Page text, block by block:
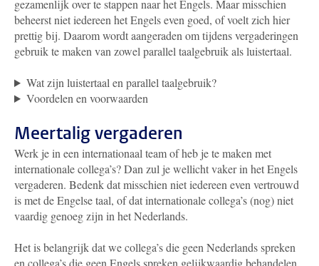
gezamenlijk over te stappen naar het Engels. Maar misschien
beheerst niet iedereen het Engels even goed, of voelt zich hier
prettig bij. Daarom wordt aangeraden om tijdens vergaderingen
gebruik te maken van zowel parallel taalgebruik als luistertaal.
Wat zijn luistertaal en parallel taalgebruik?
Voordelen en voorwaarden
Meertalig vergaderen
Werk je in een internationaal team of heb je te maken met
internationale collega’s? Dan zul je wellicht vaker in het Engels
vergaderen. Bedenk dat misschien niet iedereen even vertrouwd
is met de Engelse taal, of dat internationale collega’s (nog) niet
vaardig genoeg zijn in het Nederlands.
Het is belangrijk dat we collega’s die geen Nederlands spreken
en collega’s die geen Engels spreken gelijkwaardig behandelen.